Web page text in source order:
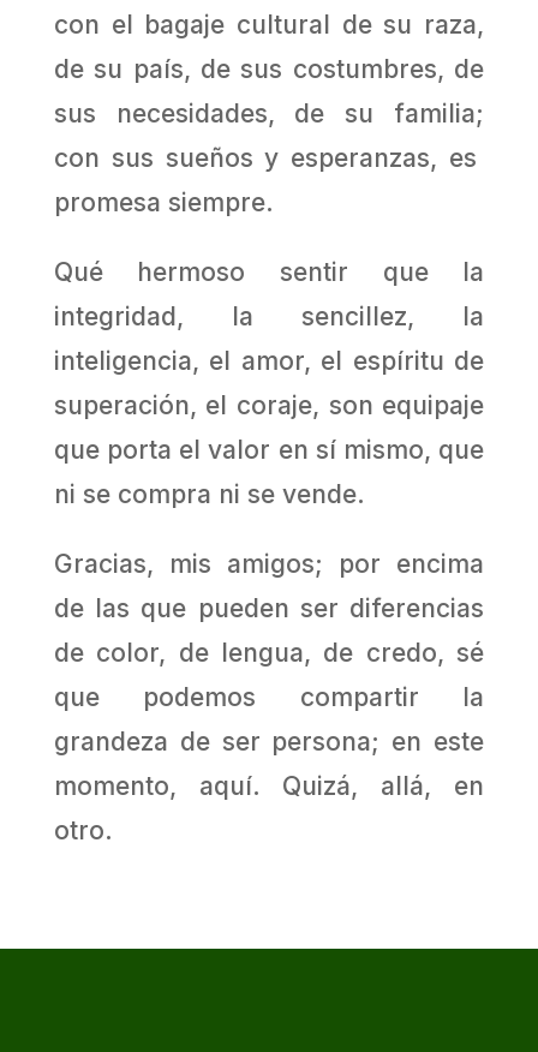
con el bagaje cultural de su raza,
de su país, de sus costumbres, de
sus necesidades, de su familia;
con sus sueños y esperanzas, es
promesa siempre.
Qué hermoso sentir que la
integridad, la sencillez, la
inteligencia, el amor, el espíritu de
superación, el coraje, son equipaje
que porta el valor en sí mismo, que
ni se compra ni se vende.
Gracias, mis amigos; por encima
de las que pueden ser diferencias
de color, de lengua, de credo, sé
que podemos compartir la
grandeza de ser persona; en este
momento, aquí. Quizá, allá, en
otro.